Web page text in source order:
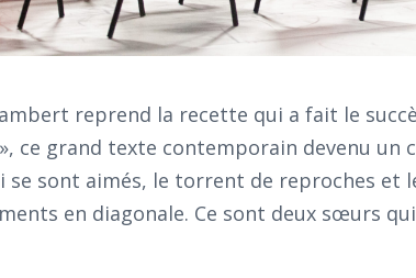
reprend la recette qui a fait le
», ce grand texte contemporain devenu
se sont aimés, le torrent de reproches et
en diagonale. Ce sont deux sœurs